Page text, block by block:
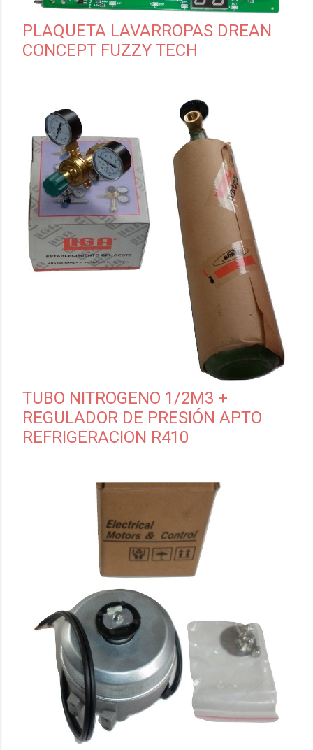
PLAQUETA LAVARROPAS DREAN
CONCEPT FUZZY TECH
TUBO NITROGENO 1/2M3 +
REGULADOR DE PRESIÓN APTO
REFRIGERACION R410